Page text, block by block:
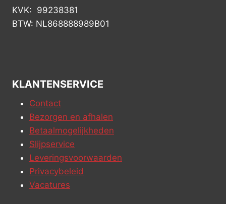
KVK: 99238381
BTW: NL868888989B01
KLANTENSERVICE
Contact
Bezorgen en afhalen
Betaalmogelijkheden
Slijpservice
Leveringsvoorwaarden
Privacybeleid
Vacatures